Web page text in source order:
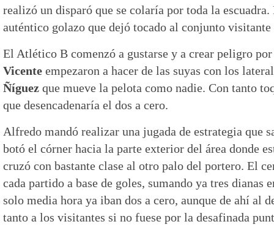
realizó un disparó que se colaría por toda la
auténtico golazo que dejó tocado al conjunto visitante
El Atlético B comenzó a gustarse y a crear peligro por
Vicente empezaron a hacer de las suyas con los
Ñíguez que mueve la pelota como nadie. Con tanto
que desencadenaría el dos a cero.
Alfredo mandó realizar una jugada de estrategia que
botó el córner hacia la parte exterior del área donde
cruzó con bastante clase al otro palo del portero. El
cada partido a base de goles, sumando ya tres dianas
solo media hora ya iban dos a cero, aunque de ahí al
tanto a los visitantes si no fuese por la desafinada